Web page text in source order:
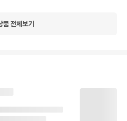
품 전체보기